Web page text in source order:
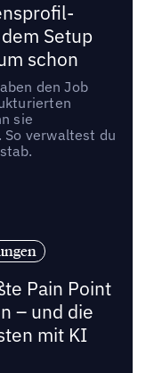
Setup
schon
den Job
sie
verwaltest du
Pain Point
– und die
mit KI